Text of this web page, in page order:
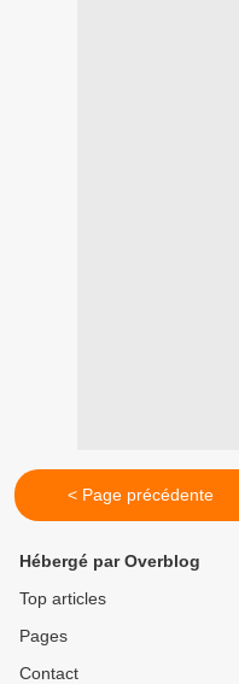
< Page précédente
Hébergé par Overblog
Top articles
Pages
Contact